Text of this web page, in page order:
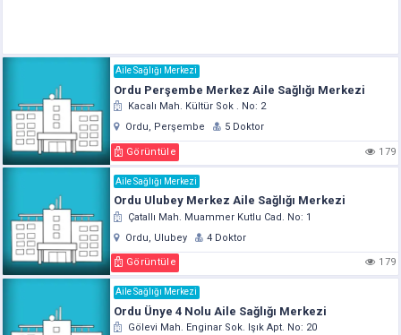
Aile Sağlığı Merkezi
Ordu Perşembe Merkez Aile Sağlığı Merkezi
Kacalı Mah. Kültür Sok . No: 2
Ordu, Perşembe
5 Doktor
Görüntüle 179
Aile Sağlığı Merkezi
Ordu Ulubey Merkez Aile Sağlığı Merkezi
Çatallı Mah. Muammer Kutlu Cad. No: 1
Ordu, Ulubey
4 Doktor
Görüntüle 179
Aile Sağlığı Merkezi
Ordu Ünye 4 Nolu Aile Sağlığı Merkezi
Gölevi Mah. Enginar Sok. Işık Apt. No: 20